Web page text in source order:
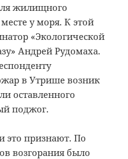
жилищного
у моря. К этой
«Экологической
Андрей Рудомаха.
в Утрише возник
оставленного
поджог.
это признают. По
возгорания было